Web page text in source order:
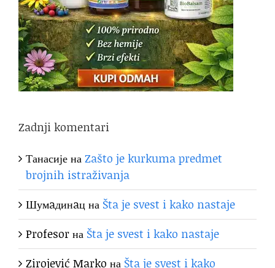
Zadnji komentari
ТанасијенаZašto je kurkuma predmet
brojnih istraživanja
Шумaдинaцна Šta je svest i kako nastaje
Profesorна Šta je svest i kako nastaje
Zirojević Marko на Šta je svest i kako